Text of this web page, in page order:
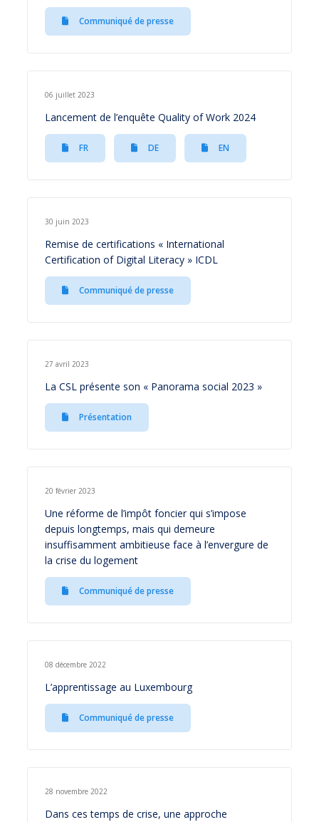
Communiqué de presse
06 juillet 2023
Lancement de l’enquête Quality of Work 2024
FR DE EN
30 juin 2023
Remise de certifications « International
Certification of Digital Literacy » ICDL
Communiqué de presse
27 avril 2023
La CSL présente son « Panorama social 2023 »
Présentation
20 février 2023
Une réforme de l’impôt foncier qui s’impose
depuis longtemps, mais qui demeure
insuffisamment ambitieuse face à l’envergure de
la crise du logement
Communiqué de presse
08 décembre 2022
L’apprentissage au Luxembourg
Communiqué de presse
28 novembre 2022
Dans ces temps de crise, une approche